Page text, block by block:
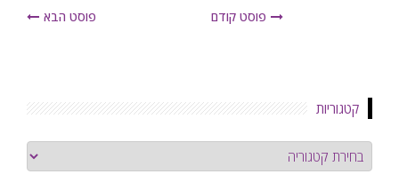
פוסט קודם פוסט הבא
קטגוריות
קטגוריות